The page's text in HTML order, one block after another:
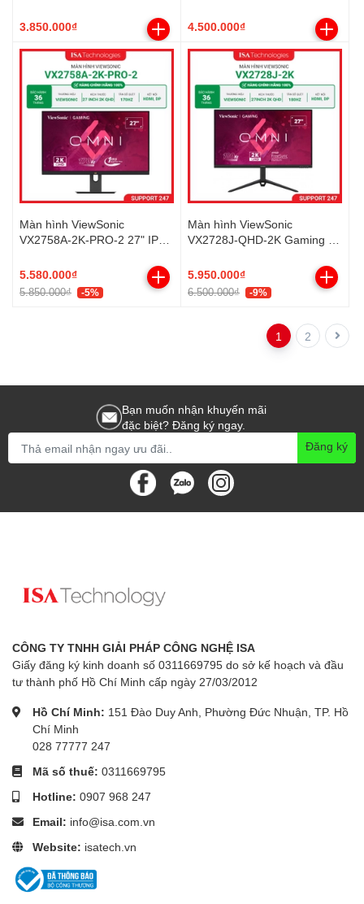
3.850.000₫
Displayport)
4.500.000₫
Màn hình ViewSonic
VX2758A-2K-PRO-2 27" IPS
5.580.000₫
5.850.000₫ -5%
Màn hình ViewSonic
VX2728J-QHD-2K Gaming 27
5.950.000₫
6.500.000₫ -9%
1 2
Bạn muốn nhận khuyến mãi
đặc biệt? Đăng ký ngay.
Đăng ký
CÔNG TY TNHH GIẢI PHÁP CÔNG NGHỆ ISA
Giấy đăng ký kinh doanh số 0311669795 do sở kế hoạch và đầu
tư thành phố Hồ Chí Minh cấp ngày 27/03/2012
Hồ Chí Minh: 151 Đào Duy Anh, Phường Đức Nhuận, TP. Hồ
Chí Minh
028 77777 247
Mã số thuế: 0311669795
Hotline: 0907 968 247
Email: info@isa.com.vn
Website: isatech.vn